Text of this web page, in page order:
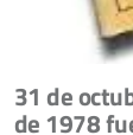
31 de
de 1978